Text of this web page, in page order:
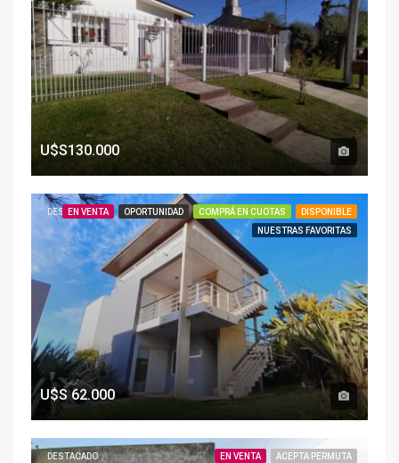
U$S130.000
DESTACADO
EN VENTA OPORTUNIDAD COMPRÁ EN CUOTAS
DISPONIBLE
NUESTRAS FAVORITAS
U$S62.000
DESTACADO EN VENTA ACEPTA PERMUTA